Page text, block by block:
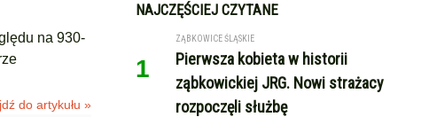
na 930-
do artykułu »
NAJCZĘŚCIEJ CZYTANE
1
ZĄBKOWICE ŚLĄSKIE
Pierwsza kobieta w historii
ząbkowickiej JRG. Nowi strażacy
rozpoczęli służbę